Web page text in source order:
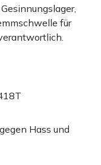
für
Hass und